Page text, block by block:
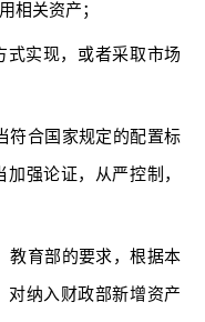
相关资产；
式实现，或者采取市场
符合国家规定的配置标
强论证，从严控制，
教育部的要求，根据本
对纳入财政部新增资产